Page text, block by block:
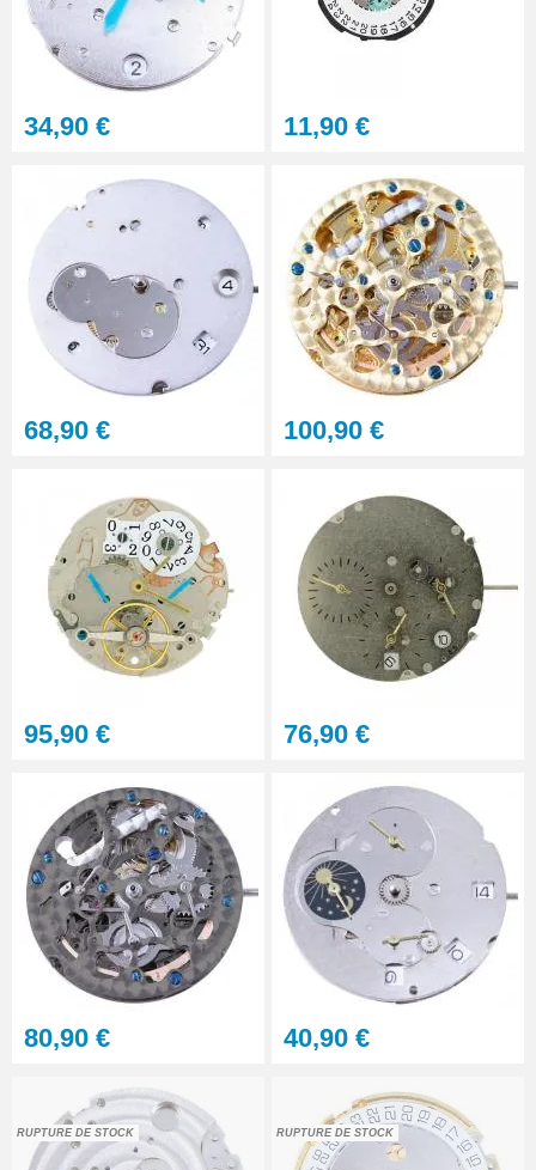
Sacoche Outils Horlogerie
complet de Réparation - 13
pièces
45,90 €
34,90 € 11,90 €
68,90 € 100,90 €
95,90 € 76,90 €
80,90 € 40,90 €
RUPTURE DE STOCK RUPTURE DE STOCK